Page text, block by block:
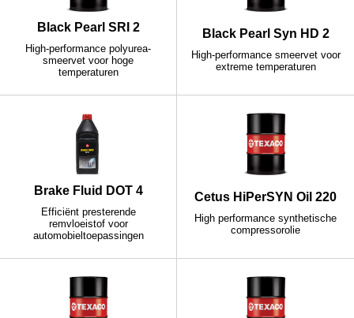
Black Pearl SRI 2
High-performance polyurea-
smeervet voor hoge
temperaturen
Black Pearl Syn HD 2
High-performance smeervet voor
extreme temperaturen
Brake Fluid DOT 4
Efficiënt presterende
remvloeistof voor
automobieltoepassingen
Cetus HiPerSYN Oil 220
High performance synthetische
compressorolie